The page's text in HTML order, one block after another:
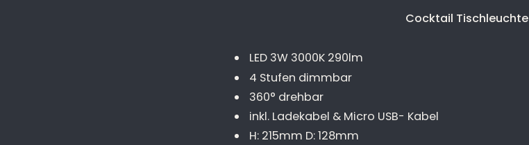
Cocktail Tischleuchte
LED 3W 3000K 290lm
4 Stufen dimmbar
360° drehbar
inkl. Ladekabel & Micro USB- Kabel
H: 215mm D: 128mm